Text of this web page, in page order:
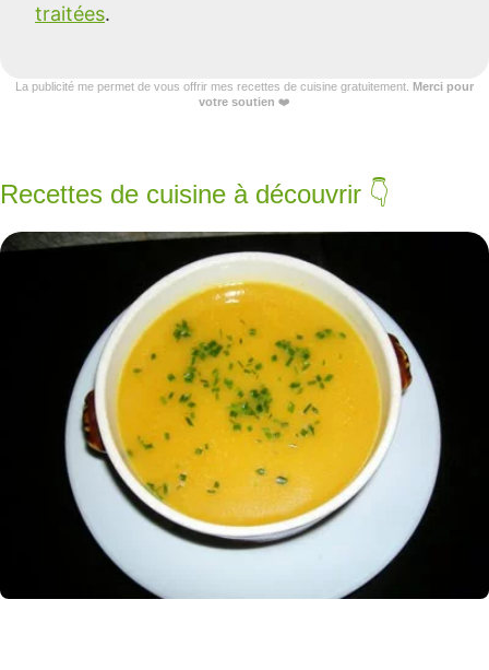
traitées.
La publicité me permet de vous offrir mes recettes de cuisine gratuitement. Merci pour
votre soutien ❤️
Recettes de cuisine à découvrir 👇